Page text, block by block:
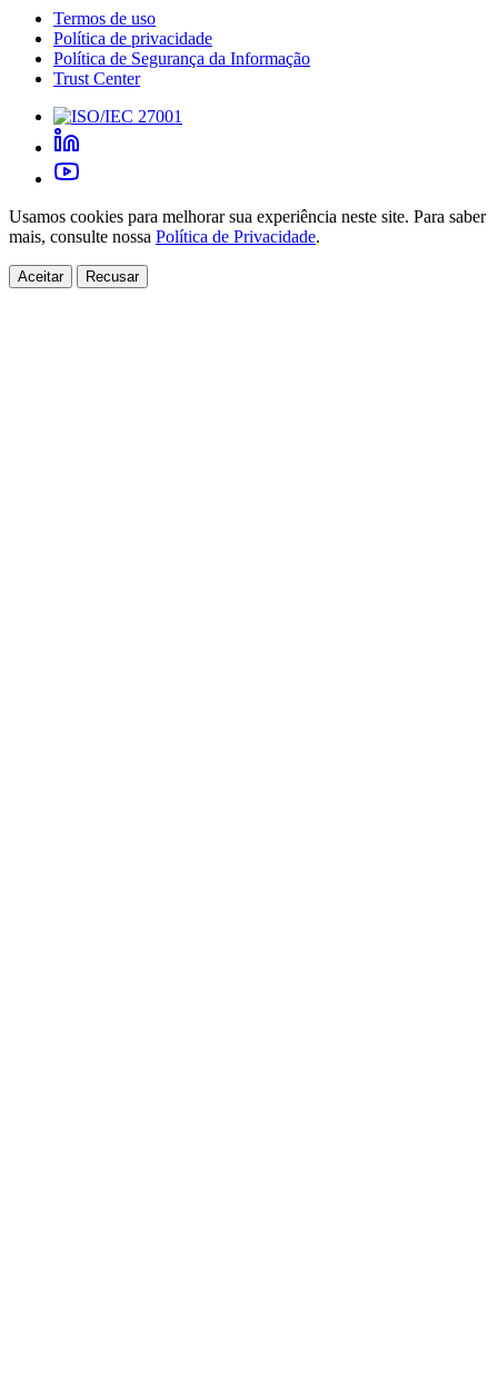
Termos de uso
Política de privacidade
Política de Segurança da Informação
Trust Center
Usamos cookies para melhorar sua experiência neste site. Para saber
mais, consulte nossa Política de Privacidade.
Aceitar Recusar